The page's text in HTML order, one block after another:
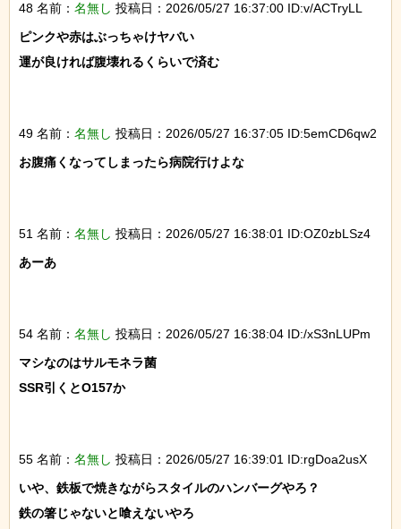
48 名前： 名無し 投稿日：2026/05/27 16:37:00 ID:v/ACTryLL
ピンクや赤はぶっちゃけヤバい
運が良ければ腹壊れるくらいで済む
49 名前： 名無し 投稿日：2026/05/27 16:37:05 ID:5emCD6qw2
お腹痛くなってしまったら病院行けよな
51 名前： 名無し 投稿日：2026/05/27 16:38:01 ID:OZ0zbLSz4
あーあ
54 名前： 名無し 投稿日：2026/05/27 16:38:04 ID:/xS3nLUPm
マシなのはサルモネラ菌
SSR引くとO157か
55 名前： 名無し 投稿日：2026/05/27 16:39:01 ID:rgDoa2usX
いや、鉄板で焼きながらスタイルのハンバーグやろ？
鉄の箸じゃないと喰えないやろ